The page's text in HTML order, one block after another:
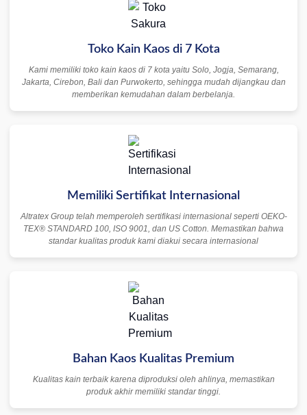
Toko Kain Kaos di 7 Kota
Kami memiliki toko kain kaos di 7 kota yaitu Solo, Jogja, Semarang,
Jakarta, Cirebon, Bali dan Purwokerto, sehingga mudah dijangkau dan
memberikan kemudahan dalam berbelanja.
Memiliki Sertifikat Internasional
Altratex Group telah memperoleh sertifikasi internasional seperti OEKO-
TEX® STANDARD 100, ISO 9001, dan US Cotton. Memastikan bahwa
standar kualitas produk kami diakui secara internasional
Bahan Kaos Kualitas Premium
Kualitas kain terbaik karena diproduksi oleh ahlinya, memastikan
produk akhir memiliki standar tinggi.